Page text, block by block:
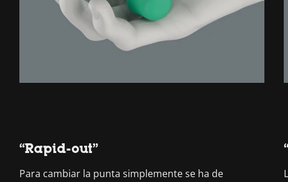
“Rapid-out”
Para cambiar la punta simplemente se ha de